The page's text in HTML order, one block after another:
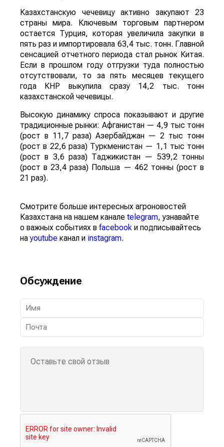
Казахстанскую чечевицу активно закупают 23
страны мира. Ключевым торговым партнером
остается Турция, которая увеличила закупки в
пять раз и импортировала 63,4 тыс. тонн. Главной
сенсацией отчетного периода стал рынок Китая.
Если в прошлом году отгрузки туда полностью
отсутствовали, то за пять месяцев текущего
года КНР выкупила сразу 14,2 тыс. тонн
казахстанской чечевицы.
Высокую динамику спроса показывают и другие
традиционные рынки: Афганистан — 4,9 тыс тонн
(рост в 11,7 раза) Азербайджан — 2 тыс тонн
(рост в 22,6 раза) Туркменистан — 1,1 тыс тонн
(рост в 3,6 раза) Таджикистан — 539,2 тонны
(рост в 23,4 раза) Польша — 462 тонны (рост в
21 раз).
Смотрите больше интересных агроновостей
Казахстана на нашем канале telegram, узнавайте
о важных событиях в facebook и подписывайтесь
наyoutube канал и instagram.
Обсуждение